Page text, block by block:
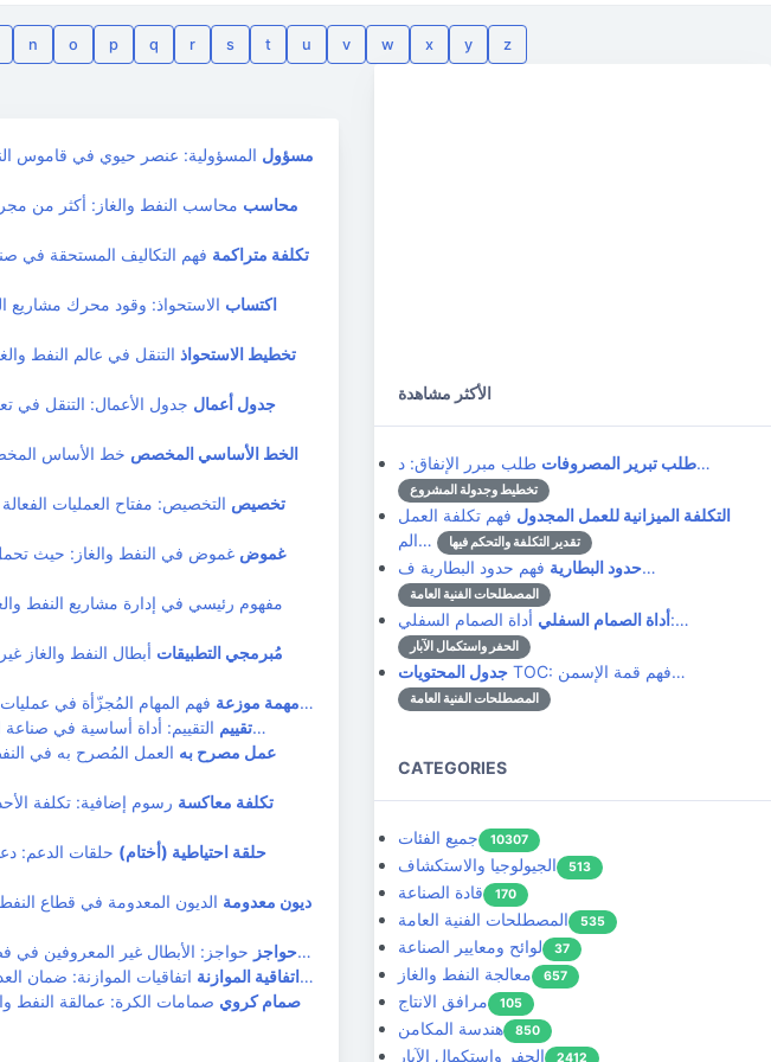
n o p q r s t u v w x y z
مسؤول المسؤولية: عنصر حيوي في قاموس
محاسب محاسب النفط والغاز: أكثر من
تكلفة متراكمة فهم التكاليف المستحقة في
اكتساب الاستحواذ: وقود محرك مشاريع
تخطيط الاستحواذ التنقل في عالم النفط
جدول أعمال جدول الأعمال: التنقل في
الخط الأساسي المخصص خط الأساس
تخصيص التخصيص: مفتاح العمليات
غموض غموض في النفط والغاز: حيث تحمل
مُبرمجي التطبيقات أبطال النفط والغاز
مهمة موزعةفهم المهام المُجزّأة في عمليات النفط والغاز في عالم عمليات النفط والغاز المعقد، غالبًا ما يتم تقسي…
تقييمالتقييم: أداة أساسية في صناعة النفط والغاز تلعب كلمة "التقييم" دورًا محوريًا في صناعة النفط والغاز…
عمل مصرح به العمل المُصرح به في
تكلفة معاكسة رسوم إضافية: تكلفة
حلقة احتياطية (أختام) حلقات الدعم:
ديون معدومة الديون المعدومة في قطاع
حواجزحواجز: الأبطال غير المعروفين في فصل النفط والغاز في عالم صناعة استخراج النفط والغاز النابض بالحياة…
اتفاقية الموازنةاتفاقيات الموازنة: ضمان العدالة في إنتاج وتوزيع الطاقة في عالم إنتاج وتوزيع الطاقة المعقد، تعتبر…
صمام كروي صمامات الكرة: عمالقة النفط
الأكثر مشاهدة
طلب تبرير المصروفاتطلب مبرر الإنفاق: د…
تخطيط وجدولة المشروع
التكلفة الميزانية للعمل المجدول فهم تكلفة العمل
الم…
تقدير التكلفة والتحكم فيها
حدود البطاريةفهم حدود البطارية ف…
المصطلحات الفنية العامة
أداة الصمام السفليأداة الصمام السفلي:…
الحفر واستكمال الآبار
جدول المحتويات TOC: فهم قمة الإسمن…
المصطلحات الفنية العامة
CATEGORIES
جميع الفئات 10307
الجيولوجيا والاستكشاف 513
قادة الصناعة 170
المصطلحات الفنية العامة 535
لوائح ومعايير الصناعة 37
معالجة النفط والغاز 657
مرافق الانتاج 105
هندسة المكامن 850
الحفر واستكمال الآبار 2412